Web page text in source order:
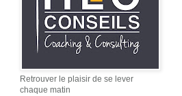
Retrouver le plaisir de se lever
chaque matin